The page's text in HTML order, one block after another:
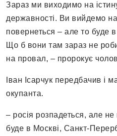
Зараз ми виходимо на
державності. Ви вийдемо
повернеться – але то буде
Що б вони там зараз не
на провал, – пророкує
Іван Ісарчук передбачив і
окупанта.
– росія розпадеться, але
буде в Москві, Санкт-